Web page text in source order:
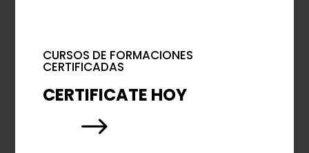
CURSOS DE FORMACIONES
CERTIFICADAS
CERTIFICATE HOY
$